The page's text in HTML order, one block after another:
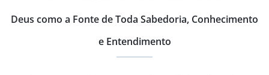
Deus como a Fonte de Toda Sabedoria, Conhecimento
e Entendimento